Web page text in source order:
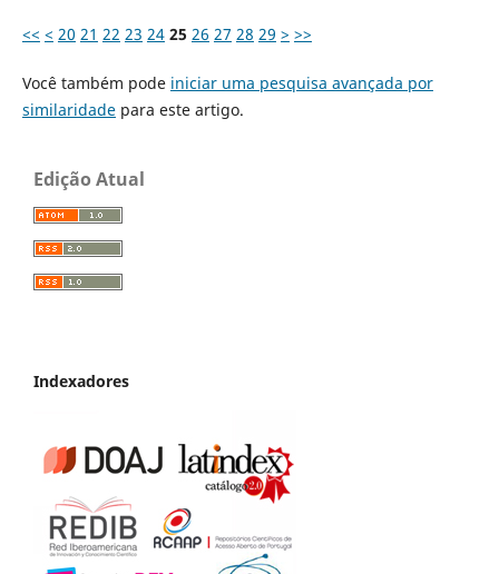
<< < 20 21 22 23 24 25 26 27 28 29 > >>
Você também pode iniciar uma pesquisa avançada por
similaridadepara este artigo.
Edição Atual
Indexadores